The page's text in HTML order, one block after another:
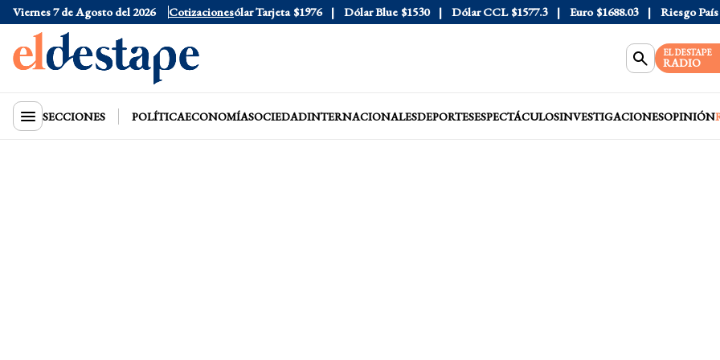
Viernes 7 de Agosto del 2026 Cotizaciones
Dólar Oficial $1520 Dólar Tarjeta $1976 Dólar Blue $1530 Dólar CCL $1577.3 Euro $1688.03 Riesgo País 408
EL DESTAPE
RADIO
SECCIONES POLÍTICAECONOMÍASOCIEDADINTERNACIONALESDEPORTESESPECTÁCULOSINVESTIGACIONESOPINIÓN